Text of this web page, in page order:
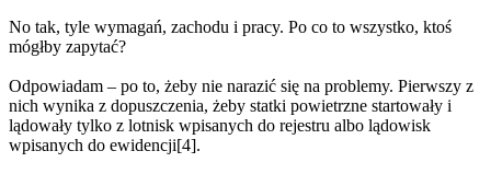
No tak, tyle wymagań, zachodu i pracy. Po co to wszystko, ktoś
mógłby zapytać?
Odpowiadam – po to, żeby nie narazić się na problemy. Pierwszy z
nich wynika z dopuszczenia, żeby statki powietrzne startowały i
lądowały tylko z lotnisk wpisanych do rejestru albo lądowisk
wpisanych do ewidencji[4].